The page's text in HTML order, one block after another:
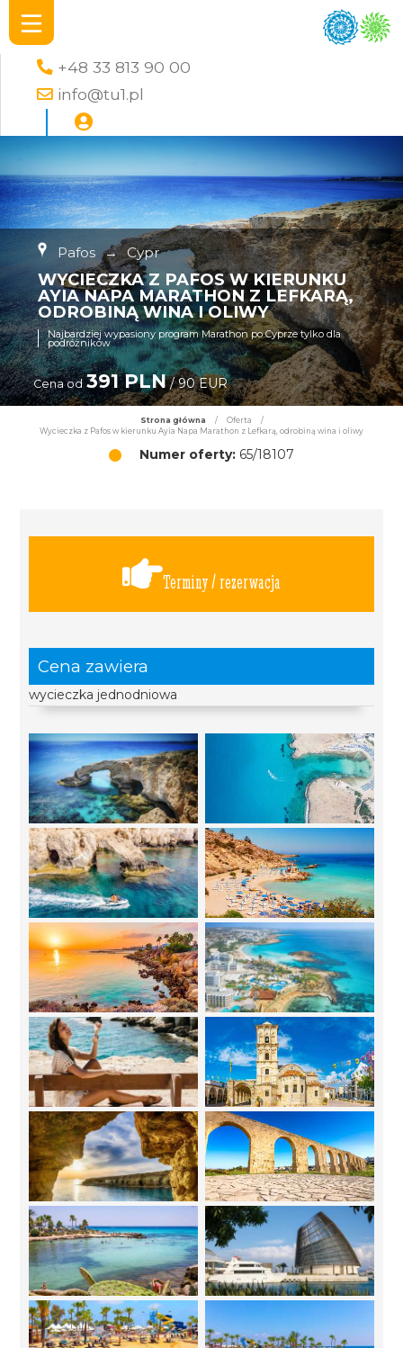
+48 33 813 90 00
info@tu1.pl
Pafos → Cypr
WYCIECZKA Z PAFOS W KIERUNKU
AYIA NAPA MARATHON Z LEFKARĄ,
ODROBINĄ WINA I OLIWY
Najbardziej wypasiony program Marathon po Cyprze tylko dla
podróżników
Cena od 391 PLN/ 90 EUR
Strona główna / Oferta
/
Wycieczka z Pafos w kierunku Ayia Napa Marathon z Lefkarą, odrobiną wina i oliwy
Numer oferty: 65/18107
Terminy / rezerwacja
Cena zawiera
wycieczka jednodniowa